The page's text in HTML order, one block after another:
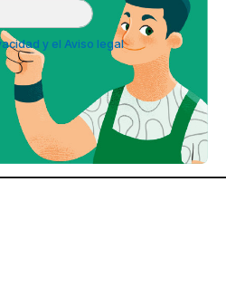
y el Aviso legal